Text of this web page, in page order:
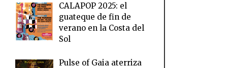
CALAPOP 2025: el
guateque de fin de
verano en la Costa del
Sol
Pulse of Gaia aterriza